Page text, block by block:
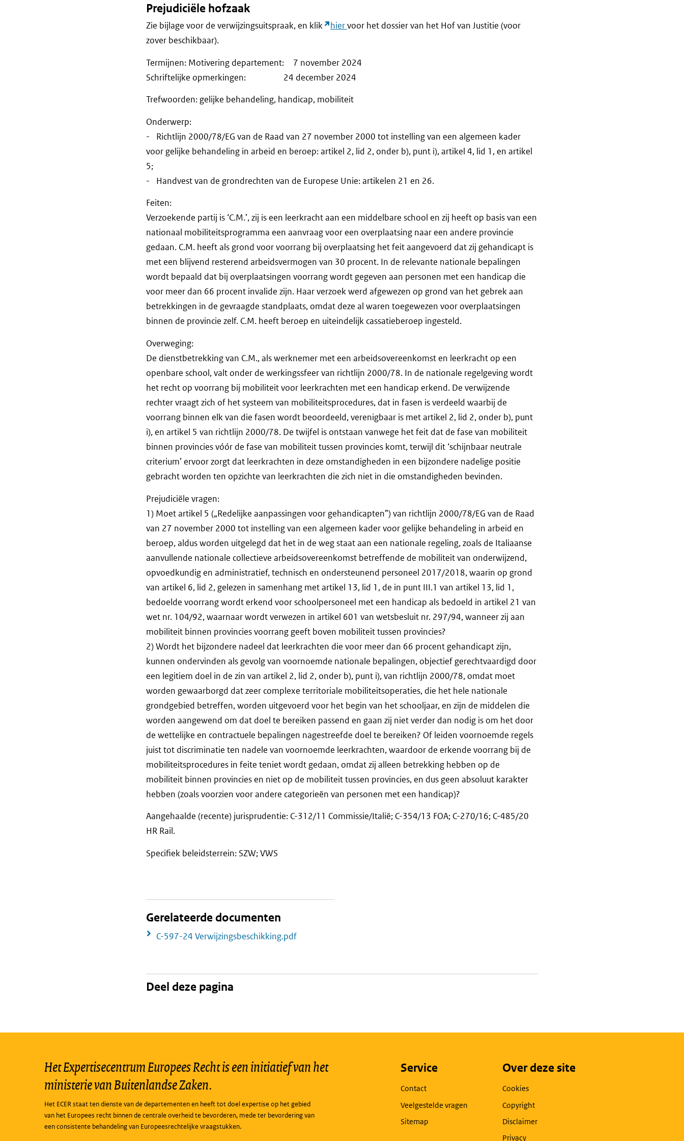
Prejudiciële hofzaak
Zie bijlage voor de verwijzingsuitspraak, en klik hiervoor het dossier van het Hof van Justitie (voor
zover beschikbaar).
Termijnen: Motivering departement: 7 november 2024
Schriftelijke opmerkingen: 24 december 2024
Trefwoorden: gelijke behandeling, handicap, mobiliteit
Onderwerp:
- Richtlijn 2000/78/EG van de Raad van 27 november 2000 tot instelling van een algemeen kader
voor gelijke behandeling in arbeid en beroep: artikel 2, lid 2, onder b), punt i), artikel 4, lid 1, en artikel
5;
- Handvest van de grondrechten van de Europese Unie: artikelen 21 en 26.
Feiten:
Verzoekende partij is ‘C.M.’, zij is een leerkracht aan een middelbare school en zij heeft op basis van een
nationaal mobiliteitsprogramma een aanvraag voor een overplaatsing naar een andere provincie
gedaan. C.M. heeft als grond voor voorrang bij overplaatsing het feit aangevoerd dat zij gehandicapt is
met een blijvend resterend arbeidsvermogen van 30 procent. In de relevante nationale bepalingen
wordt bepaald dat bij overplaatsingen voorrang wordt gegeven aan personen met een handicap die
voor meer dan 66 procent invalide zijn. Haar verzoek werd afgewezen op grond van het gebrek aan
betrekkingen in de gevraagde standplaats, omdat deze al waren toegewezen voor overplaatsingen
binnen de provincie zelf. C.M. heeft beroep en uiteindelijk cassatieberoep ingesteld.
Overweging:
De dienstbetrekking van C.M., als werknemer met een arbeidsovereenkomst en leerkracht op een
openbare school, valt onder de werkingssfeer van richtlijn 2000/78. In de nationale regelgeving wordt
het recht op voorrang bij mobiliteit voor leerkrachten met een handicap erkend. De verwijzende
rechter vraagt zich of het systeem van mobiliteitsprocedures, dat in fasen is verdeeld waarbij de
voorrang binnen elk van die fasen wordt beoordeeld, verenigbaar is met artikel 2, lid 2, onder b), punt
i), en artikel 5 van richtlijn 2000/78. De twijfel is ontstaan vanwege het feit dat de fase van mobiliteit
binnen provincies vóór de fase van mobiliteit tussen provincies komt, terwijl dit ‘schijnbaar neutrale
criterium’ ervoor zorgt dat leerkrachten in deze omstandigheden in een bijzondere nadelige positie
gebracht worden ten opzichte van leerkrachten die zich niet in die omstandigheden bevinden.
Prejudiciële vragen:
1) Moet artikel 5 („Redelijke aanpassingen voor gehandicapten”) van richtlijn 2000/78/EG van de Raad
van 27 november 2000 tot instelling van een algemeen kader voor gelijke behandeling in arbeid en
beroep, aldus worden uitgelegd dat het in de weg staat aan een nationale regeling, zoals de Italiaanse
aanvullende nationale collectieve arbeidsovereenkomst betreffende de mobiliteit van onderwijzend,
opvoedkundig en administratief, technisch en ondersteunend personeel 2017/2018, waarin op grond
van artikel 6, lid 2, gelezen in samenhang met artikel 13, lid 1, de in punt III.1 van artikel 13, lid 1,
bedoelde voorrang wordt erkend voor schoolpersoneel met een handicap als bedoeld in artikel 21 van
wet nr. 104/92, waarnaar wordt verwezen in artikel 601 van wetsbesluit nr. 297/94, wanneer zij aan
mobiliteit binnen provincies voorrang geeft boven mobiliteit tussen provincies?
2) Wordt het bijzondere nadeel dat leerkrachten die voor meer dan 66 procent gehandicapt zijn,
kunnen ondervinden als gevolg van voornoemde nationale bepalingen, objectief gerechtvaardigd door
een legitiem doel in de zin van artikel 2, lid 2, onder b), punt i), van richtlijn 2000/78, omdat moet
worden gewaarborgd dat zeer complexe territoriale mobiliteitsoperaties, die het hele nationale
grondgebied betreffen, worden uitgevoerd voor het begin van het schooljaar, en zijn de middelen die
worden aangewend om dat doel te bereiken passend en gaan zij niet verder dan nodig is om het door
de wettelijke en contractuele bepalingen nagestreefde doel te bereiken? Of leiden voornoemde regels
juist tot discriminatie ten nadele van voornoemde leerkrachten, waardoor de erkende voorrang bij de
mobiliteitsprocedures in feite teniet wordt gedaan, omdat zij alleen betrekking hebben op de
mobiliteit binnen provincies en niet op de mobiliteit tussen provincies, en dus geen absoluut karakter
hebben (zoals voorzien voor andere categorieën van personen met een handicap)?
Aangehaalde (recente) jurisprudentie: C-312/11 Commissie/Italië; C-354/13 FOA; C-270/16; C-485/20
HR Rail.
Specifiek beleidsterrein: SZW; VWS
Gerelateerde documenten
C-597-24 Verwijzingsbeschikking.pdf
Deel deze pagina
Het Expertisecentrum Europees Recht is een initiatief van het
ministerie van Buitenlandse Zaken.
Het ECER staat ten dienste van de departementen en heeft tot doel expertise op het gebied
van het Europees recht binnen de centrale overheid te bevorderen, mede ter bevordering van
een consistente behandeling van Europeesrechtelijke vraagstukken.
Service
Contact
Veelgestelde vragen
Sitemap
Over deze site
Cookies
Copyright
Disclaimer
Privacy